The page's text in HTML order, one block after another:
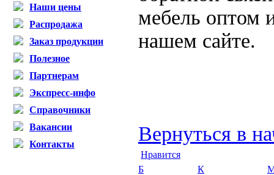
Наши цены
Распродажа
Заказ продукции
Полезное
Партнерам
Экспресс-инфо
Справочники
Вакансии
Контакты
мебель оптом
нашем сайте.
Вернуться в
Нравится
Б
К